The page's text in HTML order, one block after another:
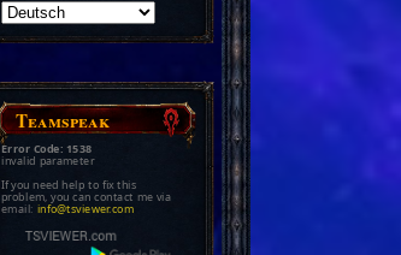
Teamspeak
Error Code: 1538
invalid parameter
If you need help to fix this
problem, you can contact me via
email: info@tsviewer.com